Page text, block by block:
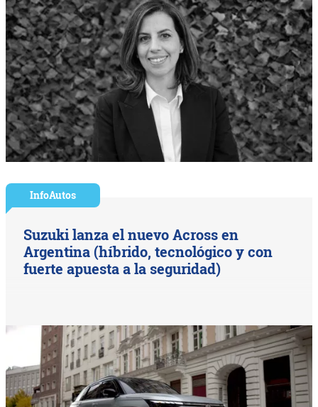
InfoAutos
Suzuki lanza el nuevo Across en
Argentina (híbrido, tecnológico y con
fuerte apuesta a la seguridad)